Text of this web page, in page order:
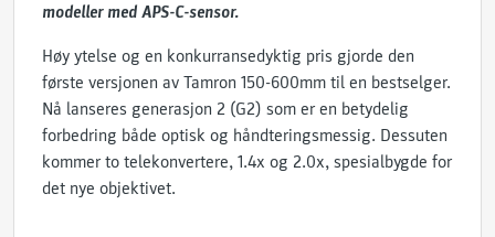
modeller med APS-C-sensor.
Høy ytelse og en konkurransedyktig pris gjorde den
første versjonen av Tamron 150-600mm til en bestselger.
Nå lanseres generasjon 2 (G2) som er en betydelig
forbedring både optisk og håndteringsmessig. Dessuten
kommer to telekonvertere, 1.4x og 2.0x, spesialbygde for
det nye objektivet.